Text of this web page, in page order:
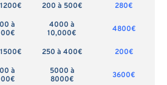
200 à 500€
280€
à
4000 à
10,000€
4800€
250 à 400€
200€
à
5000 à
8000€
3600€